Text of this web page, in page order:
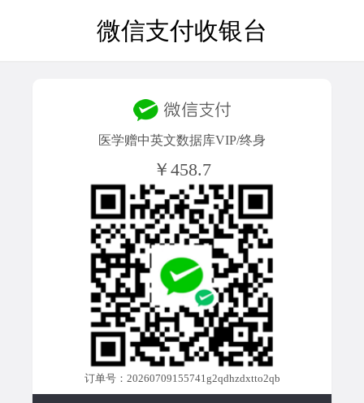
微信支付收银台
医学赠中英文数据库VIP/终身
￥458.7
订单号：20260709155741g2qdhzdxtto2qb